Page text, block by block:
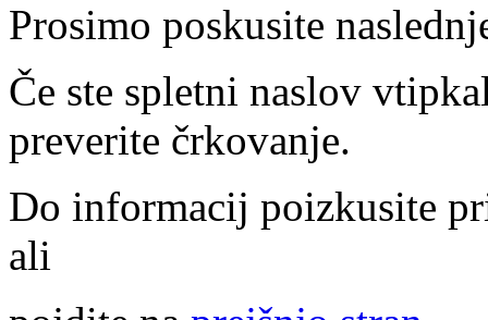
Prosimo poskusite
Če ste spletni naslov
preverite črkovanje.
Do informacij poizkusite
ali